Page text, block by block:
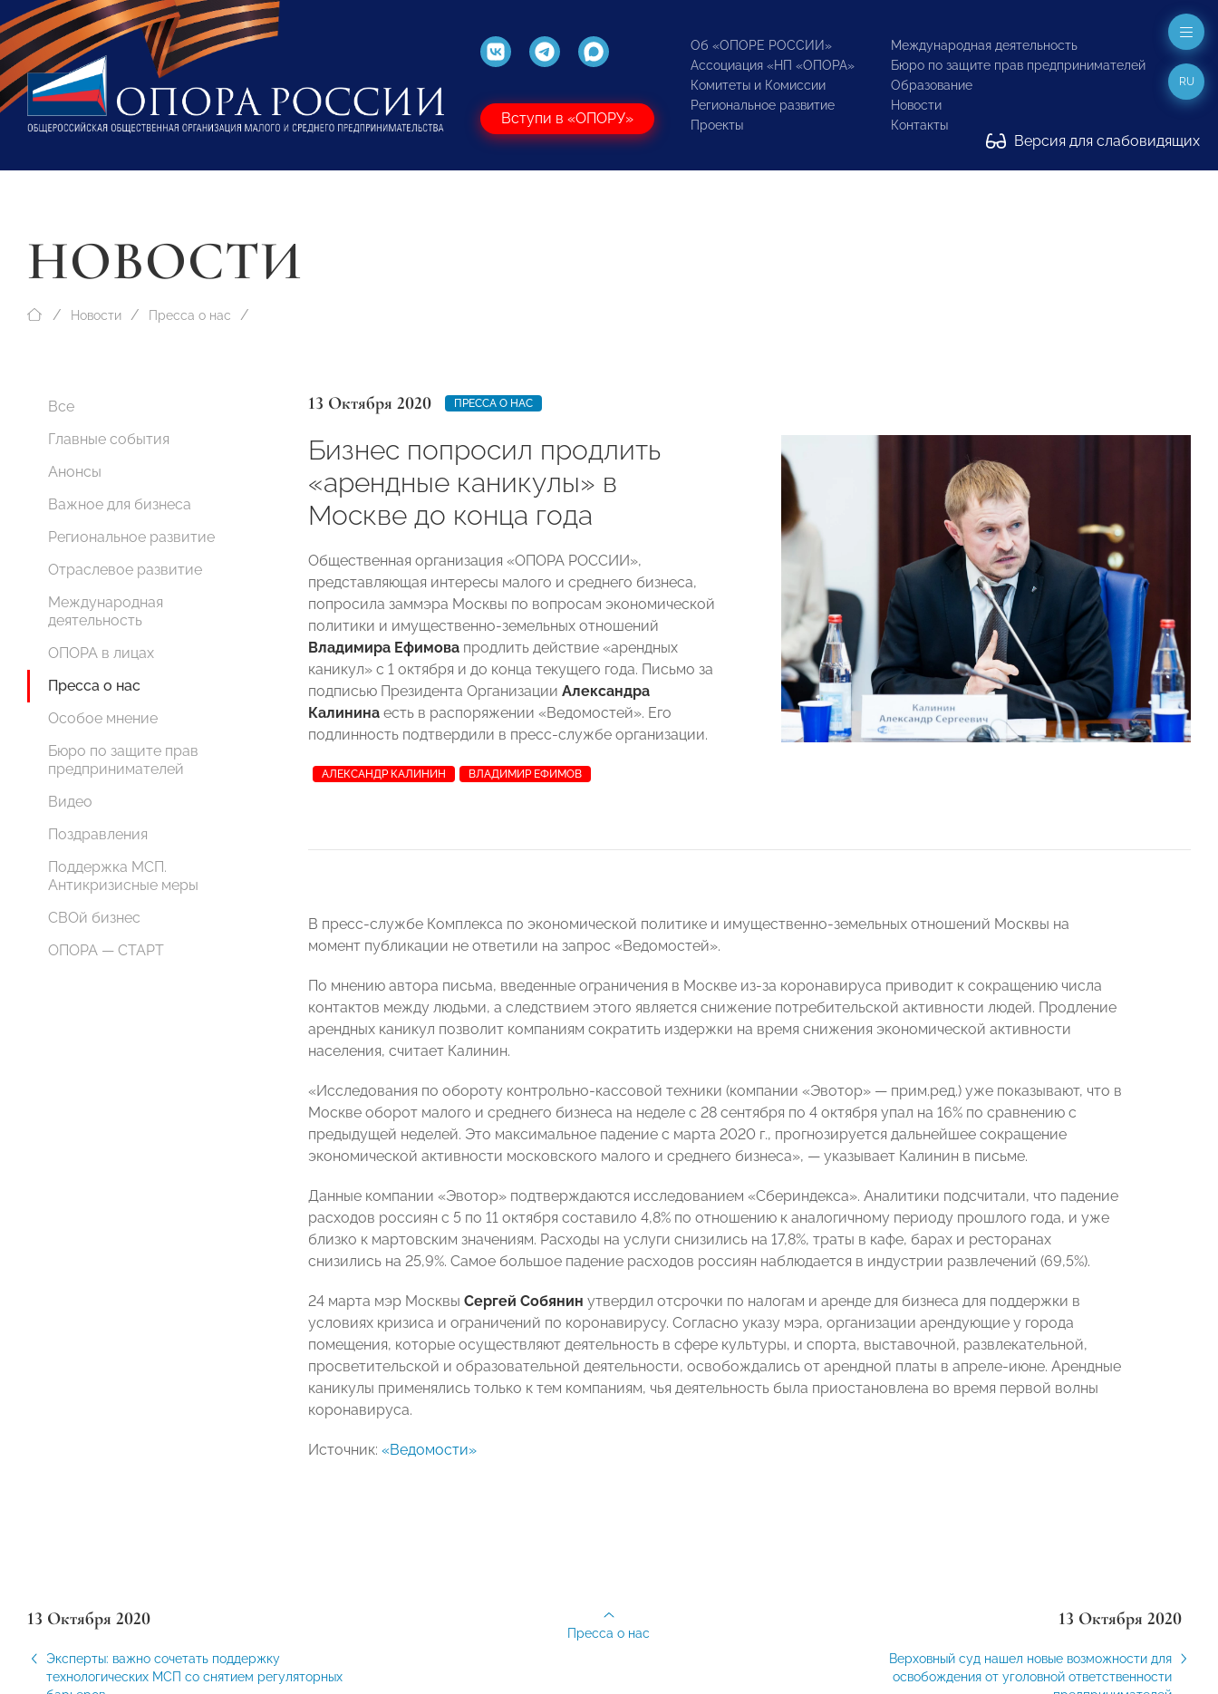
Вступи в «ОПОРУ»
Об «ОПОРЕ РОССИИ»
Ассоциация «НП «ОПОРА»
Комитеты и Комиссии
Региональное развитие
Проекты
Международная деятельность
Бюро по защите прав предпринимателей
Образование
Новости
Контакты
Версия для слабовидящих
RU
НОВОСТИ
Новости Пресса о нас
Все
Главные события
Анонсы
Важное для бизнеса
Региональное развитие
Отраслевое развитие
Международная
деятельность
ОПОРА в лицах
Пресса о нас
Особое мнение
Бюро по защите прав
предпринимателей
Видео
Поздравления
Поддержка МСП.
Антикризисные меры
СВОй бизнес
ОПОРА — СТАРТ
13 Октября 2020 ПРЕССА О НАС
Бизнес попросил продлить
«арендные каникулы» в
Москве до конца года
Общественная организация «ОПОРА РОССИИ»,
представляющая интересы малого и среднего бизнеса,
попросила заммэра Москвы по вопросам экономической
политики и имущественно-земельных отношений
Владимира Ефимова продлить действие «арендных
каникул» с 1 октября и до конца текущего года. Письмо за
подписью Президента Организации Александра
Калинина есть в распоряжении «Ведомостей». Его
подлинность подтвердили в пресс-службе организации.
АЛЕКСАНДР КАЛИНИН ВЛАДИМИР ЕФИМОВ
В пресс-службе Комплекса по экономической политике и имущественно-земельных отношений Москвы на
момент публикации не ответили на запрос «Ведомостей».
По мнению автора письма, введенные ограничения в Москве из-за коронавируса приводит к сокращению числа
контактов между людьми, а следствием этого является снижение потребительской активности людей. Продление
арендных каникул позволит компаниям сократить издержки на время снижения экономической активности
населения, считает Калинин.
«Исследования по обороту контрольно-кассовой техники (компании «Эвотор» — прим.ред.) уже показывают, что в
Москве оборот малого и среднего бизнеса на неделе с 28 сентября по 4 октября упал на 16% по сравнению с
предыдущей неделей. Это максимальное падение с марта 2020 г., прогнозируется дальнейшее сокращение
экономической активности московского малого и среднего бизнеса», — указывает Калинин в письме.
Данные компании «Эвотор» подтверждаются исследованием «Сбериндекса». Аналитики подсчитали, что падение
расходов россиян с 5 по 11 октября составило 4,8% по отношению к аналогичному периоду прошлого года, и уже
близко к мартовским значениям. Расходы на услуги снизились на 17,8%, траты в кафе, барах и ресторанах
снизились на 25,9%. Самое большое падение расходов россиян наблюдается в индустрии развлечений (69,5%).
24 марта мэр Москвы Сергей Собянин утвердил отсрочки по налогам и аренде для бизнеса для поддержки в
условиях кризиса и ограничений по коронавирусу. Согласно указу мэра, организации арендующие у города
помещения, которые осуществляют деятельность в сфере культуры, и спорта, выставочной, развлекательной,
просветительской и образовательной деятельности, освобождались от арендной платы в апреле-июне. Арендные
каникулы применялись только к тем компаниям, чья деятельность была приостановлена во время первой волны
коронавируса.
Источник: «Ведомости»
13 Октября 2020
Эксперты: важно сочетать поддержку
технологических МСП со снятием регуляторных
13 Октября 2020
Верховный суд нашел новые возможности для
освобождения от уголовной ответственности
Пресса о нас